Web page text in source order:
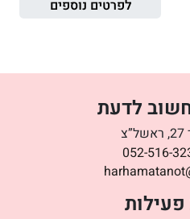
לפרטים נוספים
לדעת
052-516-